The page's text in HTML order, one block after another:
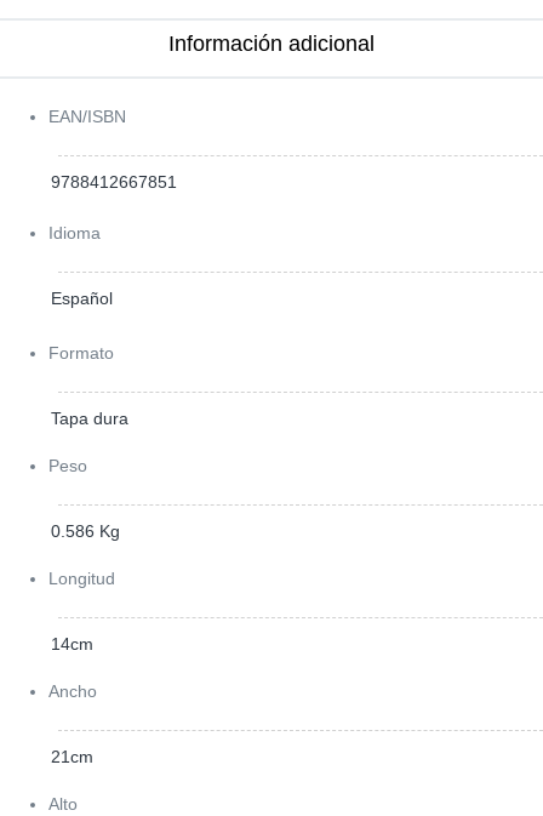
Información adicional​
EAN/ISBN
9788412667851
Idioma
Español
Formato
Tapa dura
Peso
0.586 Kg
Longitud
14cm
Ancho
21cm
Alto